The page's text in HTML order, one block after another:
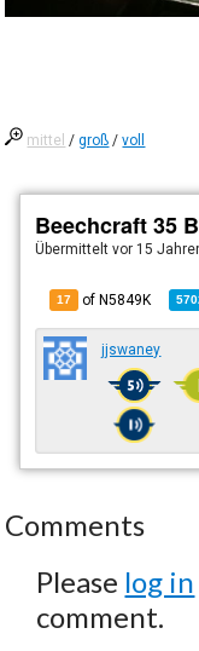
mittel /groß /voll
Beechcraft 35
Übermitteltvor 15
17 of N5849K
jjswaney
Comments
Please log in
comment.